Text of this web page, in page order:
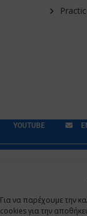
Για να παρέχουμε την
cookies για την
YOUTUBE